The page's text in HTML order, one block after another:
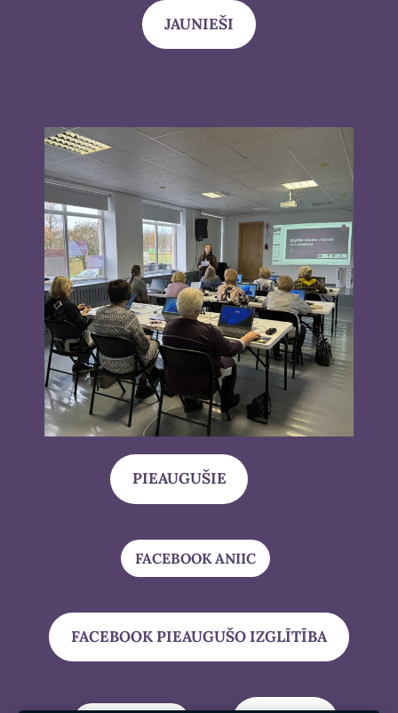
JAUNIEŠI
PIEAUGUŠIE
FACEBOOK ANIIC
FACEBOOK PIEAUGUŠO IZGLĪTĪBA